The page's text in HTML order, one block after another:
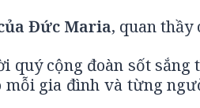
Đức Maria, quan thầy
quý cộng đoàn sốt
mỗi gia đình và từng